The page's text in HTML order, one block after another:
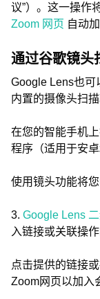
议”）。这一操作
Zoom 网页 自动
通过谷歌镜头
Google Lens也可
内置的摄像头扫
在您的智能手机
程序（适用于安卓
使用镜头功能将
3. Google Lens
入链接或关联操作
点击提供的链接
Zoom网页以加入